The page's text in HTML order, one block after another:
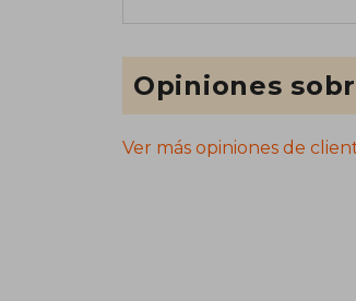
Opiniones
Ver más opiniones de